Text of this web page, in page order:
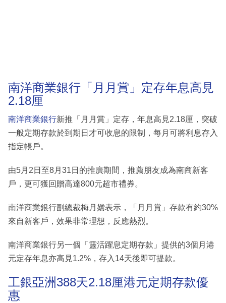
南洋商業銀行「月月賞」定存年息高見
2.18厘
南洋商業銀行新推「月月賞」定存，年息高見2.18厘，突破
一般定期存款於到期日才可收息的限制，每月可將利息存入
指定帳戶。
由5月2日至8月31日的推廣期間，推薦朋友成為南商新客
戶，更可獲回贈高達800元超市禮券。
南洋商業銀行副總裁梅月嫦表示，「月月賞」存款有約30%
來自新客戶，效果非常理想，反應熱烈。
南洋商業銀行另一個「靈活躍息定期存款」提供的3個月港
元定存年息亦高見1.2%，存入14天後即可提款。
工銀亞洲388天2.18厘港元定期存款優
惠